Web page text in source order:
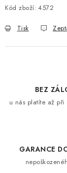
Kód zboží: 4572
Tisk
BEZ
u nás platíte až
GARANCE